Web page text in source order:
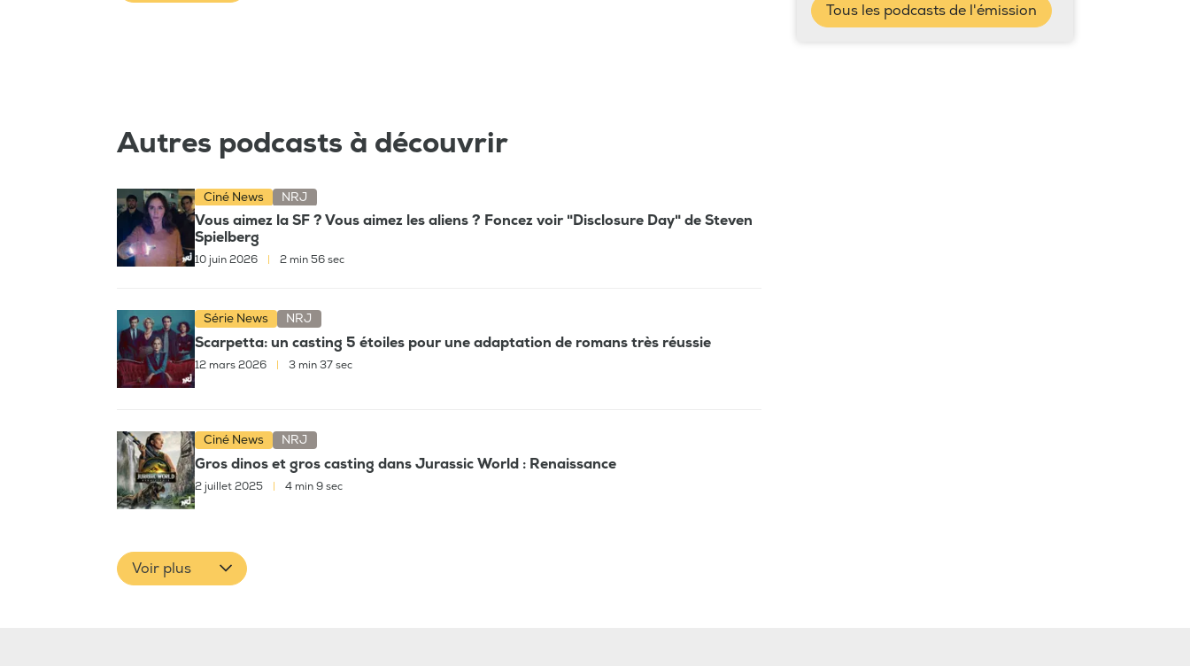
Tous les podcasts de l'émission
Autres podcasts à découvrir
Ciné News NRJ
Vous aimez la SF ? Vous aimez les aliens ? Foncez voir "Disclosure Day" de Steven
Spielberg
10 juin 2026 2 min 56 sec
Série News NRJ
Scarpetta: un casting 5 étoiles pour une adaptation de romans très réussie
12 mars 2026 3 min 37 sec
Ciné News NRJ
Gros dinos et gros casting dans Jurassic World : Renaissance
2 juillet 2025 4 min 9 sec
Voir plus